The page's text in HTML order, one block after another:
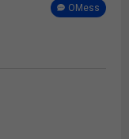
OMess